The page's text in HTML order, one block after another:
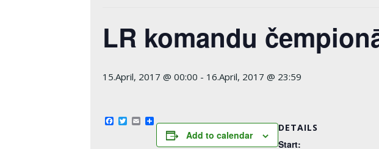
LR komandu
15.April, 2017 @ 00:00 - 16.April, 2017 @ 23:59
Facebook
Twitter
EmailShare
Add to calendar
DETAILS
Start: